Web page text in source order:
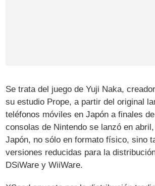
Se trata del juego de Yuji Naka,
su estudio Prope, a partir del original
teléfonos móviles en Japón a finales
consolas de Nintendo se lanzó en
Japón, no sólo en formato físico, sino
versiones reducidas para la
DSiWare y WiiWare.